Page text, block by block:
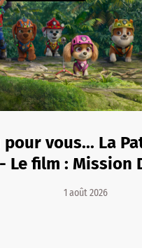
pour vous... La
- Le film : Mission
1 août 2026